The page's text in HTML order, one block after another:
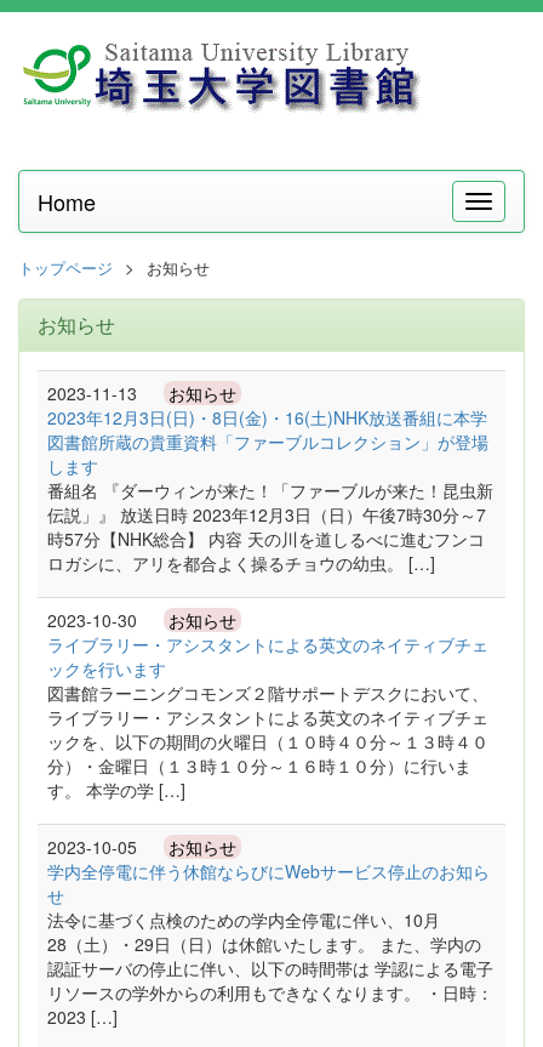
メ
ニ
Home
トップページ お知らせ
お知らせ
2023-11-13 お知らせ
2023年12月3日(日)・8日(金)・16(土)NHK放送番組に本学
図書館所蔵の貴重資料「ファーブルコレクション」が登場
します
番組名 『ダーウィンが来た！「ファーブルが来た！昆虫新
伝説」』 放送日時 2023年12月3日（日）午後7時30分～7
時57分【NHK総合】 内容 天の川を道しるべに進むフンコ
ロガシに、アリを都合よく操るチョウの幼虫。 […]
2023-10-30 お知らせ
ライブラリー・アシスタントによる英文のネイティブチェ
ックを行います
図書館ラーニングコモンズ２階サポートデスクにおいて、
ライブラリー・アシスタントによる英文のネイティブチェ
ックを、以下の期間の火曜日（１０時４０分～１３時４０
分）・金曜日（１３時１０分～１６時１０分）に行いま
す。 本学の学 […]
2023-10-05 お知らせ
学内全停電に伴う休館ならびにWebサービス停止のお知ら
せ
法令に基づく点検のための学内全停電に伴い、10月
28（土）・29日（日）は休館いたします。 また、学内の
認証サーバの停止に伴い、以下の時間帯は 学認による電子
リソースの学外からの利用もできなくなります。 ・日時：
2023 […]